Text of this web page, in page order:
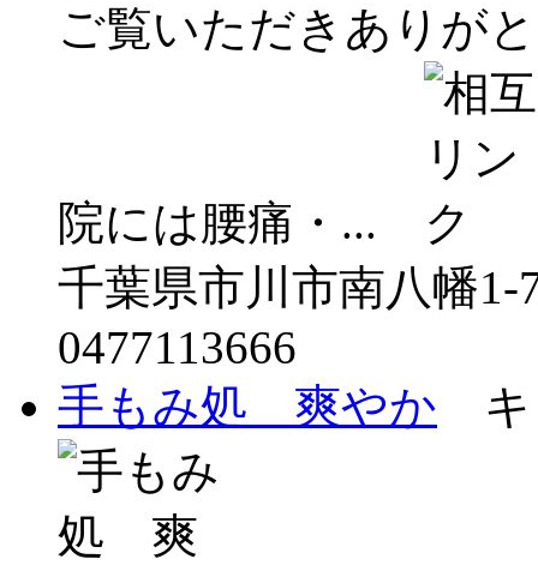
ご覧いただきありが
院には腰痛・...
千葉県市川市南八幡1-
0477113666
手もみ処 爽やか キ